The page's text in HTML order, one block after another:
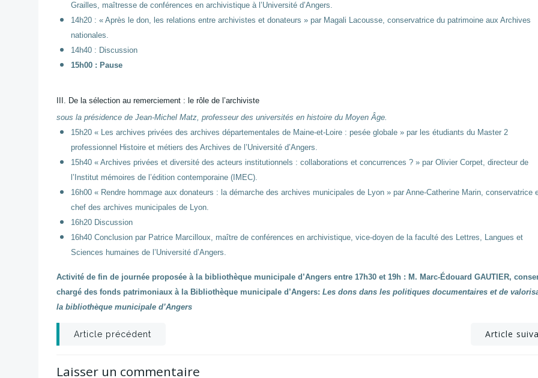
Grailles, maîtresse de conférences en archivistique à l’Université d’Angers.
14h20 : « Après le don, les relations entre archivistes et donateurs » par Magali Lacousse, conservatrice du patrimoine aux Archives
nationales.
14h40 : Discussion
15h00 : Pause
III. De la sélection au remerciement : le rôle de l’archiviste
sous la présidence de Jean-Michel Matz, professeur des universités en histoire du Moyen Âge.
15h20 « Les archives privées des archives départementales de Maine-et-Loire : pesée globale » par les étudiants du Master 2
professionnel Histoire et métiers des Archives de l’Université d’Angers.
15h40 « Archives privées et diversité des acteurs institutionnels : collaborations et concurrences ? » par Olivier Corpet, directeur de
l’Institut mémoires de l’édition contemporaine (IMEC).
16h00 « Rendre hommage aux donateurs : la démarche des archives municipales de Lyon » par Anne-Catherine Marin, conservatrice
chef des archives municipales de Lyon.
16h20 Discussion
16h40 Conclusion par Patrice Marcilloux, maître de conférences en archivistique, vice-doyen de la faculté des Lettres, Langues et
Sciences humaines de l’Université d’Angers.
Activité de fin de journée proposée à la bibliothèque municipale d’Angers entre 17h30 et 19h : M. Marc-Édouard GAUTIER,
chargé des fonds patrimoniaux à la Bibliothèque municipale d’Angers: Les dons dans les politiques documentaires et de
la bibliothèque municipale d’Angers
Post
navigation
Article précédent Article
Laisser un commentaire